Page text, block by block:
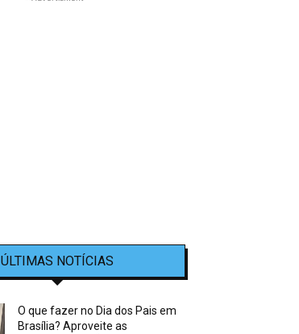
ÚLTIMAS NOTÍCIAS
O que fazer no Dia dos Pais em
Brasília? Aproveite as